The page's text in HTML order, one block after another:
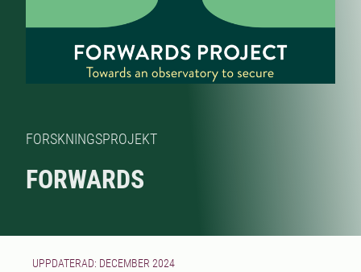
FORSKNINGSPROJEKT
FORWARDS
UPPDATERAD: DECEMBER 2024